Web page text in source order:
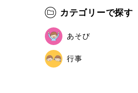
カテゴリーで探す
あそび
行事